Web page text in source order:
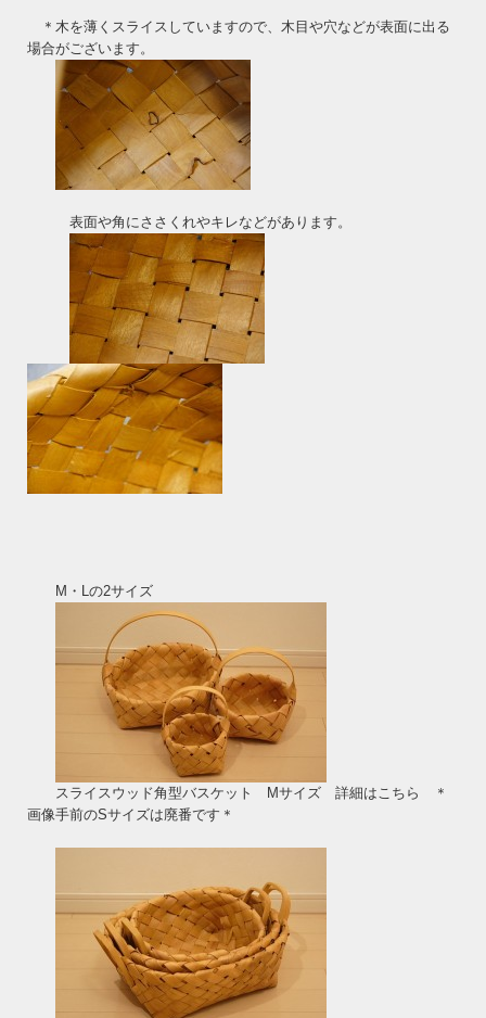
＊木を薄くスライスしていますので、木目や穴などが表面に出る
場合がございます。
表面や角にささくれやキレなどがあります。
M・Lの2サイズ
スライスウッド角型バスケット Mサイズ 詳細はこちら
＊
画像手前のSサイズは廃番です＊